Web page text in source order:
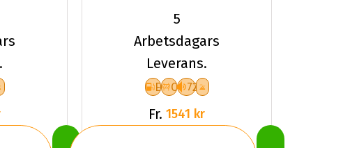
SNOWPROX
S954
5
Arbetsdagars
Leverans.
E C 72
Fr. 1541 kr